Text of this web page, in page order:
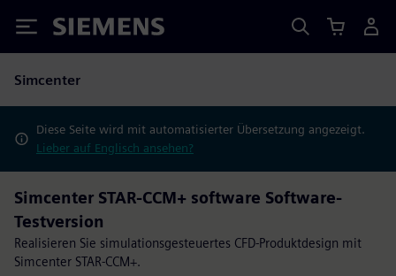
Siemens
Simcenter
Diese Seite wird mit automatisierter Übersetzung angezeigt.
Lieber auf Englisch ansehen?
Simcenter STAR-CCM+ software Software-
Testversion
Realisieren Sie simulationsgesteuertes CFD-Produktdesign mit
Simcenter STAR-CCM+.